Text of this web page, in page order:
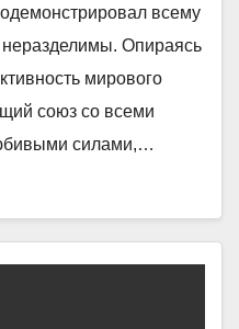
всему
Опираясь
мирового
союз со всеми
силами,…